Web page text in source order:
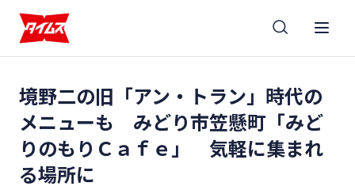
境野二の旧「アン・トラン」時代の
メニューも みどり市笠懸町「みど
りのもりＣａｆｅ」 気軽に集まれ
る場所に